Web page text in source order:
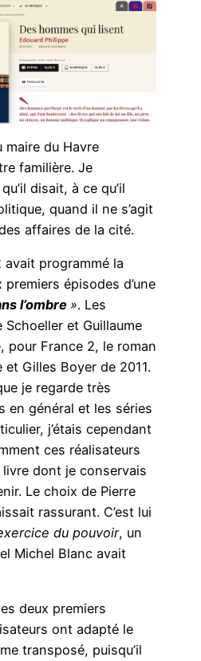
maire du Havre
familière. Je
disait, à ce qu’il
quand il ne s’agit
affaires de la cité.
avait programmé la
épisodes d’une
l’ombre ». Les
Schoeller et Guillaume
pour France 2, le roman
et Gilles Boyer de 2011.
je regarde très
en général et les séries
j’étais cependant
ces réalisateurs
livre dont je conservais
Le choix de Pierre
rassurant. C’est lui
du pouvoir, un
Michel Blanc avait
deux premiers
ont adapté le
transposé, puisqu’il